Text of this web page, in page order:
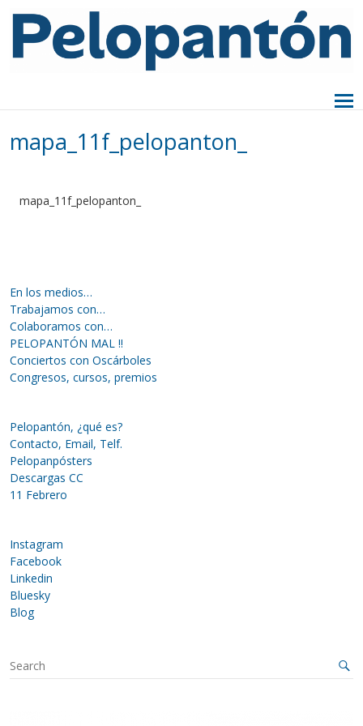
mapa_11f_pelopanton_
mapa_11f_pelopanton_
En los medios…
Trabajamos con…
Colaboramos con…
PELOPANTÓN MAL !!
Conciertos con Oscárboles
Congresos, cursos, premios
Pelopantón, ¿qué es?
Contacto, Email, Telf.
Pelopanpósters
Descargas CC
11 Febrero
Instagram
Facebook
Linkedin
Bluesky
Blog
S
e